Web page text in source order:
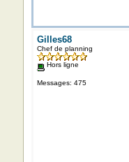
Gilles68
Chef de planning
Hors ligne
Messages: 475